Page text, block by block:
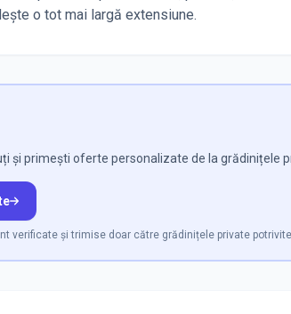
o tot mai largă extensiune.
și primești oferte personalizate de la grădinițele
verificate și trimise doar către grădinițele private